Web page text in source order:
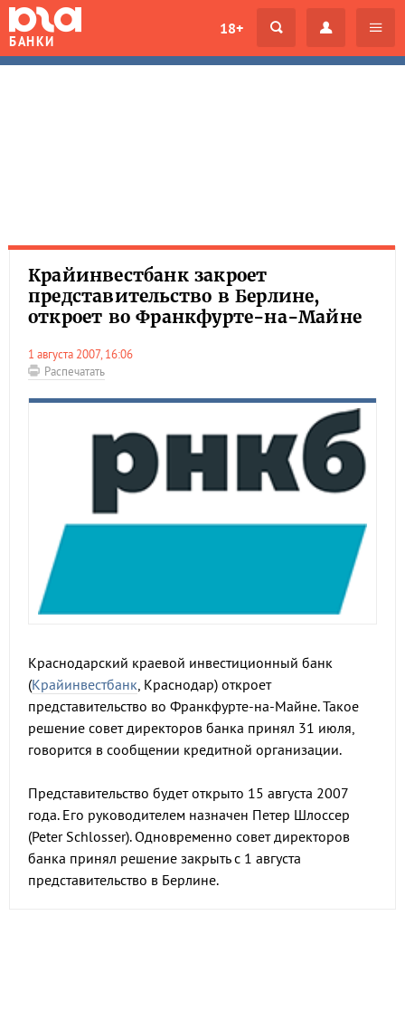
БАНКИ
18+
Крайинвестбанк закроет
представительство в Берлине,
откроет во Франкфурте-на-Майне
1 августа 2007, 16:06
Распечатать
Краснодарский краевой инвестиционный банк
(Крайинвестбанк , Краснодар) откроет
представительство во Франкфурте-на-Майне. Такое
решение совет директоров банка принял 31 июля,
говорится в сообщении кредитной организации.
Представительство будет открыто 15 августа 2007
года. Его руководителем назначен Петер Шлоссер
(Peter Schlosser). Одновременно совет директоров
банка принял решение закрыть с 1 августа
представительство в Берлине.